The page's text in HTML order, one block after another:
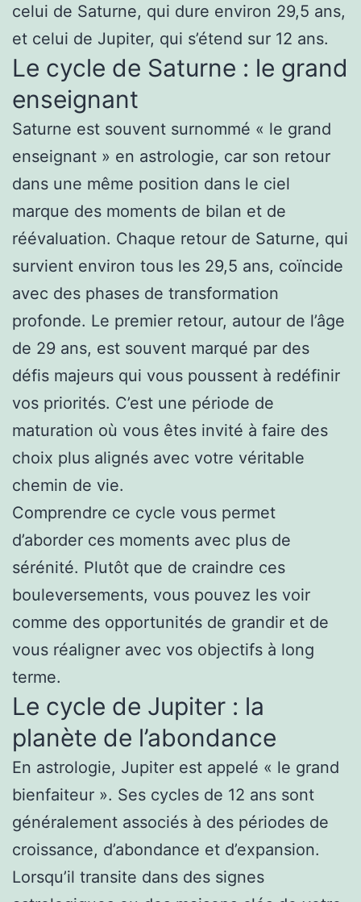
celui de Saturne, qui dure environ 29,5 ans,
et celui de Jupiter, qui s’étend sur 12 ans.
Le cycle de Saturne : le grand
enseignant
Saturne est souvent surnommé « le grand
enseignant » en astrologie, car son retour
dans une même position dans le ciel
marque des moments de bilan et de
réévaluation. Chaque retour de Saturne, qui
survient environ tous les 29,5 ans, coïncide
avec des phases de transformation
profonde. Le premier retour, autour de l’âge
de 29 ans, est souvent marqué par des
défis majeurs qui vous poussent à redéfinir
vos priorités. C’est une période de
maturation où vous êtes invité à faire des
choix plus alignés avec votre véritable
chemin de vie.
Comprendre ce cycle vous permet
d’aborder ces moments avec plus de
sérénité. Plutôt que de craindre ces
bouleversements, vous pouvez les voir
comme des opportunités de grandir et de
vous réaligner avec vos objectifs à long
terme.
Le cycle de Jupiter : la
planète de l’abondance
En astrologie, Jupiter est appelé « le grand
bienfaiteur ». Ses cycles de 12 ans sont
généralement associés à des périodes de
croissance, d’abondance et d’expansion.
Lorsqu’il transite dans des signes